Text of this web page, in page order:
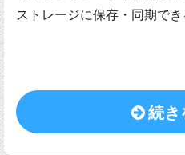
ストレージに保存・同期でき
続き